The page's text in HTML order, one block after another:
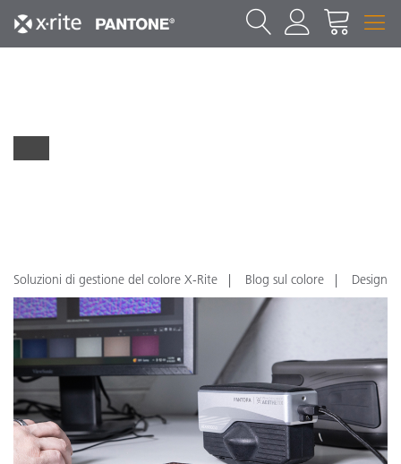
Soluzioni di gestione del colore X-Rite Blog sul colore Design